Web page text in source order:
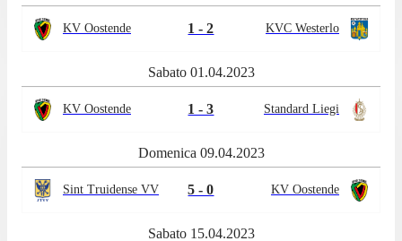
KV Oostende 1 - 2 KVC Westerlo
Sabato 01.04.2023
KV Oostende 1 - 3 Standard Liegi
Domenica 09.04.2023
Sint Truidense VV 5 - 0 KV Oostende
Sabato 15.04.2023